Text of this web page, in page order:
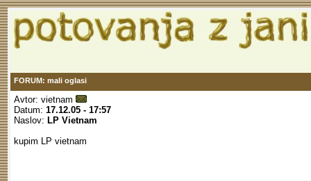
FORUM: mali oglasi
Avtor: vietnam
Datum: 17.12.05 - 17:57
Naslov: LP Vietnam
kupim LP vietnam